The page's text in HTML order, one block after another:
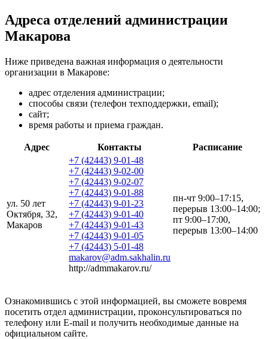
Адреса отделений администрации
Макарова
Ниже приведена важная информация о деятельности
организации в Макарове:
адрес отделения администрации;
способы связи (телефон техподдержки, email);
сайт;
время работы и приема граждан.
Адрес Контакты Расписание
ул. 50 лет
Октября, 32,
Макаров
+7 (42443) 9-01-48
+7 (42443) 9-02-00
+7 (42443) 9-02-07
+7 (42443) 9-01-88
+7 (42443) 9-01-23
+7 (42443) 9-01-40
+7 (42443) 9-01-43
+7 (42443) 9-01-05
+7 (42443) 5-01-48
makarov@adm.sakhalin.ru
http://admmakarov.ru/
пн-чт 9:00–17:15,
перерыв 13:00–14:00;
пт 9:00–17:00,
перерыв 13:00–14:00
Ознакомившись с этой информацией, вы сможете вовремя
посетить отдел администрации, проконсультироваться по
телефону или E-mail и получить необходимые данные на
официальном сайте.